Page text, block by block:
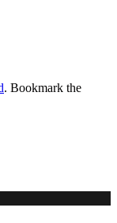
. Bookmark the